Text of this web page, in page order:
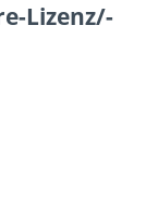
Lizenz/-